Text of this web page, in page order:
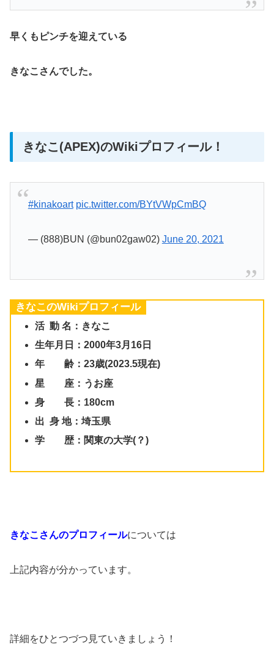
早くもピンチを迎えている
きなこさんでした。
きなこ(APEX)のWikiプロフィール！
#kinakoart pic.twitter.com/BYtVWpCmBQ
— (888)BUN (@bun02gaw02) June 20, 2021
きなこのWikiプロフィール
活 動 名：きなこ
生年月日：2000年3月16日
年 齢：23歳(2023.5現在)
星 座：うお座
身 長：180cm
出 身 地：埼玉県
学 歴：関東の大学(？)
きなこさんのプロフィールについては
上記内容が分かっています。
詳細をひとつづつ見ていきましょう！